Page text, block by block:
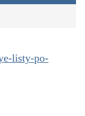
listy-po-